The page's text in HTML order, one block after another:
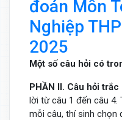
đoán Môn
Nghiệp
2025
Một số câu hỏi có
PHẦN II. Câu hỏi
lời từ câu 1 đến câu 4.
mỗi câu, thí sinh chọn